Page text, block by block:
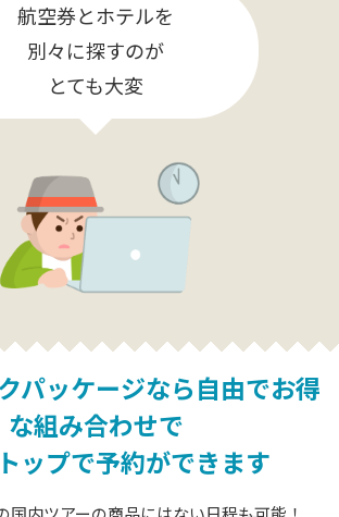
航空券とホテルを
別々に探すのが
とても大変
パッケージなら自由でお得
な組み合わせで
ップで予約ができます